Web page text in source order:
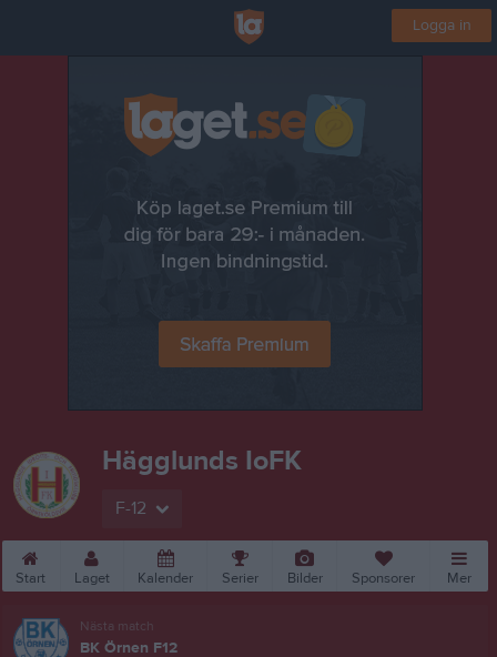
Logga in
Hägglunds IoFK
F-12
Start Laget Kalender Serier Bilder Sponsorer Mer
Nästa match
BK Örnen F12